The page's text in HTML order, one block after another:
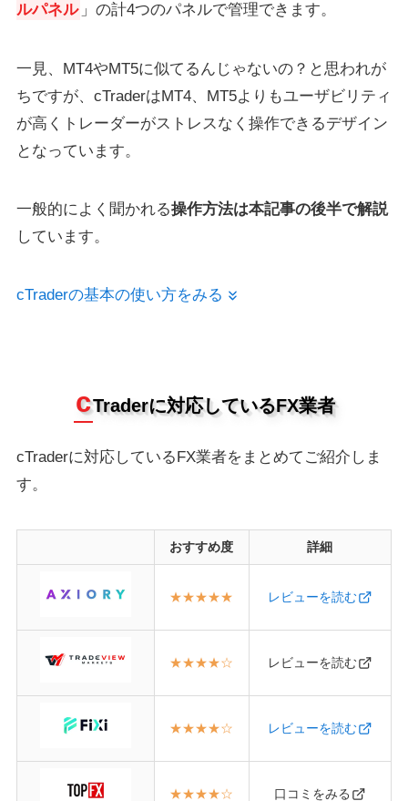
ルパネル 」の計4つのパネルで管理できます。
一見、MT4やMT5に似てるんじゃないの？と思われが
ちですが、cTraderはMT4、MT5よりもユーザビリティ
が高くトレーダーがストレスなく操作できるデザイン
となっています。
一般的によく聞かれる操作方法は本記事の後半で解説
しています。
cTraderの基本の使い方をみる
cTraderに対応しているFX業者
cTraderに対応しているFX業者をまとめてご紹介しま
す。
おすすめ度 詳細
★★★★★ レビューを読む
★★★★☆ レビューを読む
★★★★☆ レビューを読む
★★★★☆ 口コミをみる